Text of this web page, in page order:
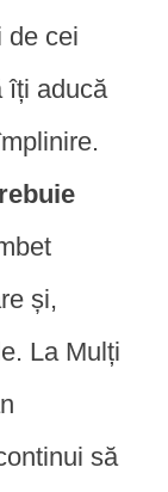
de cei
îți aducă
și,
La Mulți
să